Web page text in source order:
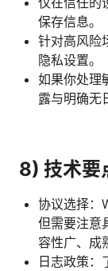
保存信息。
针对高风险
隐私设置。
如果你处理
露与明确无
8) 技术要
协议选择：
但需要注意
容性广、成
日志政策：